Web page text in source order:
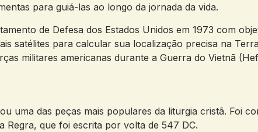
para guiá-las ao longo da jornada da vida.
de Defesa dos Estados Unidos em 1973 com
satélites para calcular sua localização precisa na
militares americanas durante a Guerra do Vietnã
uma das peças mais populares da liturgia cristã. Foi
Regra, que foi escrita por volta de 547 DC.